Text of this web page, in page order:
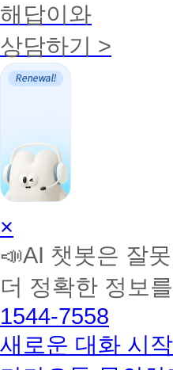
육
원
최
초'
보
육
면/
실
평
생
수
제
도
도
입
대
한
해답이와
상담하기 >
AI
학
습
토
커
BETA
×
📣AI 챗봇은 잘
더 정확한 정보
1544-7558
새로운 대화 시